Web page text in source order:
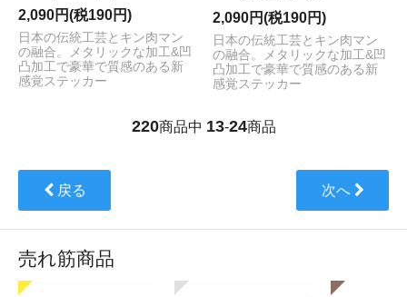
2,090円(税190円)
日本の伝統工芸とキン肉マン
の融合。メタリックな加工&凹
凸加工で豪華で質感のある新
感覚ステッカー
2,090円(税190円)
日本の伝統工芸とキン肉マン
の融合。メタリックな加工&凹
凸加工で豪華で質感のある新
感覚ステッカー
220商品中 13-24商品
戻る 次へ
売れ筋商品